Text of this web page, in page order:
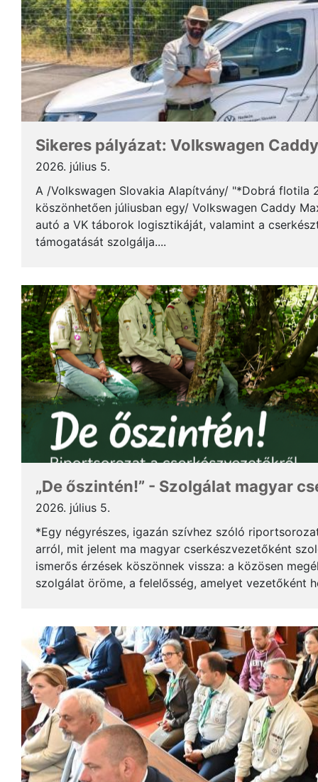
Sikeres pályázat: Volkswagen
2026. július 5.
A /Volkswagen Slovakia Alapítvány/ "*Dobrá flotila
köszönhetően júliusban egy/ Volkswagen Caddy
autó a VK táborok logisztikáját, valamint a
támogatását szolgálja....
„De őszintén!” - Szolgálat magyar
2026. július 5.
*Egy négyrészes, igazán szívhez szóló
arról, mit jelent ma magyar cserkészvezetőként
ismerős érzések köszönnek vissza: a közösen
szolgálat öröme, a felelősség, amelyet vezetőként